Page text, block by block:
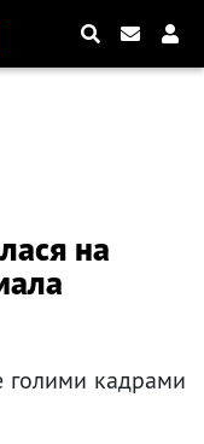
на
голими кадрами